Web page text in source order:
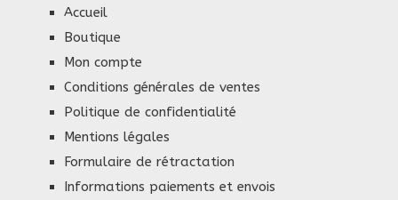
Accueil
Boutique
Mon compte
Conditions générales de ventes
Politique de confidentialité
Mentions légales
Formulaire de rétractation
Informations paiements et envois